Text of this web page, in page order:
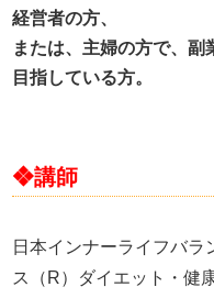
経営者の方、
または、主婦の方で、
目指している方。
❖講師
日本インナーライフバラ
ス（R）ダイエット・健